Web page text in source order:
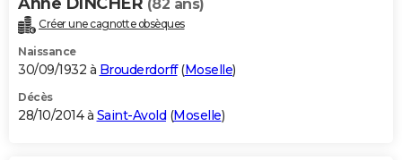
(82 ans)
Créer une cagnotte obsèques
Naissance
30/09/1932 à Brouderdorff(Moselle)
Décès
28/10/2014 à Saint-Avold (Moselle)